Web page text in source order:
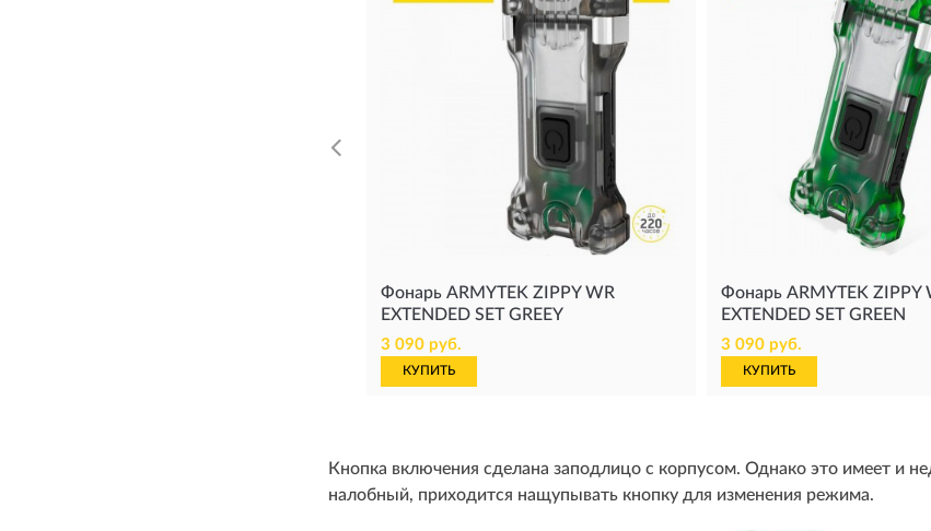
Фонарь ARMYTEK ZIPPY WR
EXTENDED SET GREEY
3 090 руб.
КУПИТЬ
Фонарь ARMYTEK ZIPPY
EXTENDED SET GREEN
3 090 руб.
КУПИТЬ
Кнопка включения сделана заподлицо с корпусом. Однако это имеет и
налобный, приходится нащупывать кнопку для изменения режима.